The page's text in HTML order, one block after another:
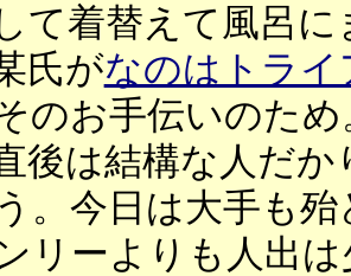
て着替えて風呂に
氏がなのはトライ
のお手伝いのため
後は結構な人だか
。今日は大手も
リーよりも人出